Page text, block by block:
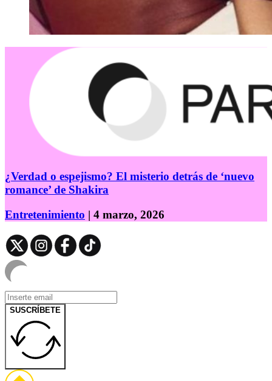
¿Verdad o espejismo? El misterio detrás de ‘nuevo
romance’ de Shakira
Entretenimiento | 4 marzo, 2026
SUSCRÍBETE